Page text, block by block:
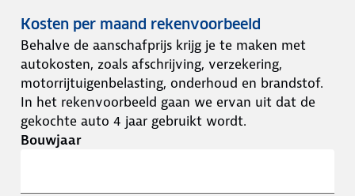
Kosten per maand rekenvoorbeeld
Behalve de aanschafprijs krijg je te maken met
autokosten, zoals afschrijving, verzekering,
motorrijtuigenbelasting, onderhoud en brandstof.
In het rekenvoorbeeld gaan we ervan uit dat de
gekochte auto 4 jaar gebruikt wordt.
Bouwjaar